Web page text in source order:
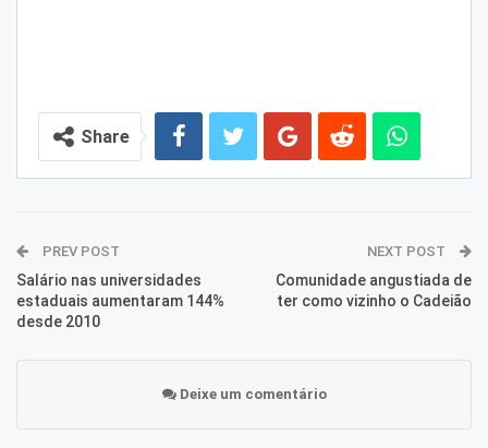
Share
PREV POST
Salário nas universidades
estaduais aumentaram 144%
desde 2010
NEXT POST
Comunidade angustiada de
ter como vizinho o Cadeião
Deixe um comentário